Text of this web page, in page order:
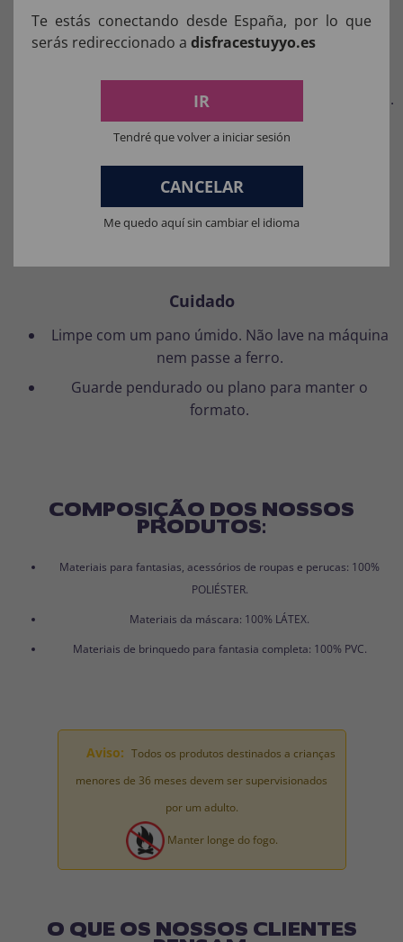
Características
Ajuste:tamanho único, serve na maioria dos
adultos, unissex; adequado para diferentes alturas.
Conforto: Espuma macia e leve; fácil de colocar e
Carnaval, Halloween, festas temáticas,
despedidas de solteiro ecosplayem grupo.
Combina com:Fantasmas azuis/rosa e
Cuidado
Limpe com um pano úmido. Não lave na máquina
nem passe a ferro.
Guarde pendurado ou plano para manter o
formato.
COMPOSIÇÃO DOS NOSSOS
PRODUTOS:
Materiais para fantasias, acessórios de roupas e perucas: 100%
POLIÉSTER.
Materiais da máscara: 100% LÁTEX.
Materiais de brinquedo para fantasia completa: 100% PVC.
Aviso: Todos os produtos destinados a crianças
menores de 36 meses devem ser supervisionados
por um adulto.
Manter longe do fogo.
O QUE OS NOSSOS CLIENTES
Te estás conectando desde España, por lo que
serás redireccionado a disfracestuyyo.es
IR
Tendré que volver a iniciar sesión
CANCELAR
Me quedo aquí sin cambiar el idioma